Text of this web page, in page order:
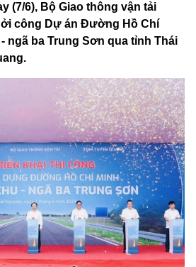
(7/6), Bộ Giao thông vận tải
công Dự án Đường Hồ Chí
ngã ba Trung Sơn qua tỉnh Thái